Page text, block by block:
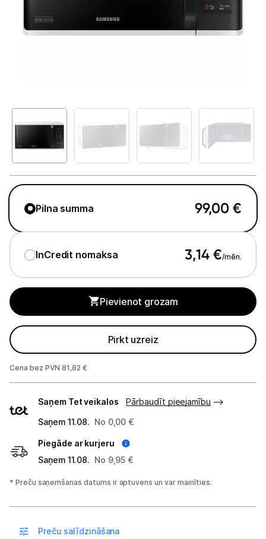
Viedierīces
Mazā tehnika
Virtuves kombaini
Tosteri
Grili
Sulu spiedes
Gaļas maļamās mašīnas
Maizes krāsnis
Multivārāmie katli
Pilna summa 99,00 €
InCredit nomaksa 3,14 €/mēn.
Pievienot grozam
Pirkt uzreiz
Cena bez PVN 81,82 €
veidi
Saņem Tet veikalos
Pārbaudīt pieejamību
Saņem 11.08. No 0,00 €
Piegāde ar kurjeru
Saņem 11.08. No 9,95 €
* Preču saņemšanas datums ir aptuvens un var mainīties.
Preču salīdzināšana